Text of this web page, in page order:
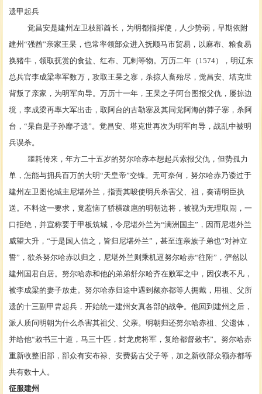
遗甲起兵
觉昌安是建州左卫枝部酋长，为明都指挥使，人少势弱，早期依附
建州 “强酋”亲家王杲，也常率领部众进入抚顺马市贸易，以麻布、粮食易
换猪牛，领取抚赏的食盐、红布、兀剌等物。万历二年（ 1574），明辽东
总兵官李成梁率军数万，攻取 王杲之寨，杀掠人畜殆尽，觉昌安、塔克世
背叛了亲家，为明军向导。万历十一年，王杲之子阿台图报父仇，屡掠边
境，李成梁再率大军出击，取阿台的古勒寨及其同党阿海的莽子寨，杀阿
台， “杲自是子孙靡孑遗” 。觉昌安、塔克世再次为明军向导，战乱中被明
兵误杀。
噩耗传来，年方二十五岁的努尔哈赤本想起兵索报父仇，但势孤力
单，怎能与拥兵百万的大明“天皇帝”交锋。无可奈何，努尔哈赤乃诿过于
建州左卫图伦城主尼堪外兰，指责其唆使明兵杀害父、祖，奏请明臣执
送。不料这一要求，竟惹恼了骄横跋扈的明朝边将，被视为无理取闹，一
口拒绝，并宣称要于甲板筑城，令尼堪外兰为“满洲国主” ，因而尼堪外兰
威望大升， “于是国人信之，皆归尼堪外兰” ，甚至连亲族子弟也“对神立
誓” ，欲杀努尔哈赤以归之，尼堪外兰则乘机逼努尔哈赤“往附”，俨然以
建州国君自居。努尔哈赤和他的弟弟舒尔哈齐在败军之中，因仪表不凡，
被李成梁的妻子放走。努尔哈赤归途中遇到 额亦都等人拥戴，用祖、父所
遗的十三副甲胄起兵，开始统一建州女真各部的战争。他回到建州之后，
派人质问明朝为什么杀害其祖父、父亲。明朝归还努尔哈赤祖、父遗体，
并给他“敕书三十道，马三十匹，封龙虎将军，复给都督敕书”。努尔哈赤
重新收整旧部，部众有安布禄、 安费扬古父子等，加之新收部众额亦都等
共有数十人。
征服建州